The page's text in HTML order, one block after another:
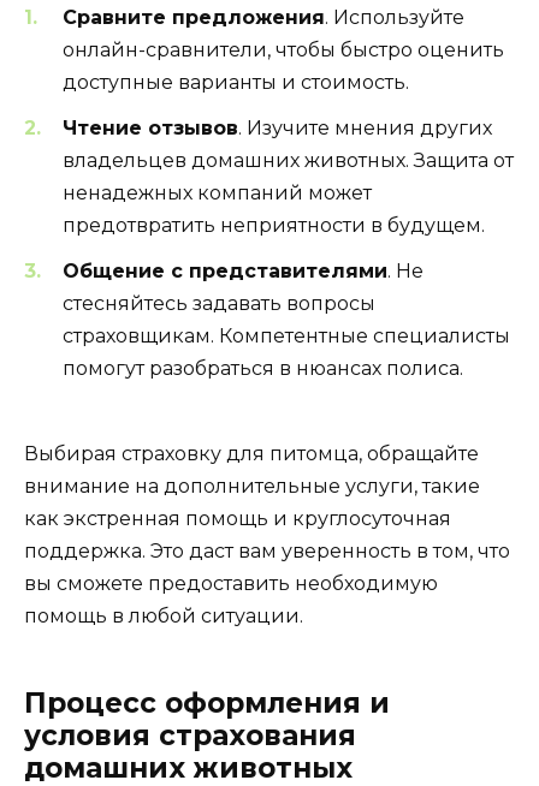
Сравните предложения. Используйте
онлайн-сравнители, чтобы быстро оценить
доступные варианты и стоимость.
Чтение отзывов. Изучите мнения других
владельцев домашних животных. Защита от
ненадежных компаний может
предотвратить неприятности в будущем.
Общение с представителями. Не
стесняйтесь задавать вопросы
страховщикам. Компетентные специалисты
помогут разобраться в нюансах полиса.
Выбирая страховку для питомца, обращайте
внимание на дополнительные услуги, такие
как экстренная помощь и круглосуточная
поддержка. Это даст вам уверенность в том, что
вы сможете предоставить необходимую
помощь в любой ситуации.
Процесс оформления и
условия страхования
домашних животных